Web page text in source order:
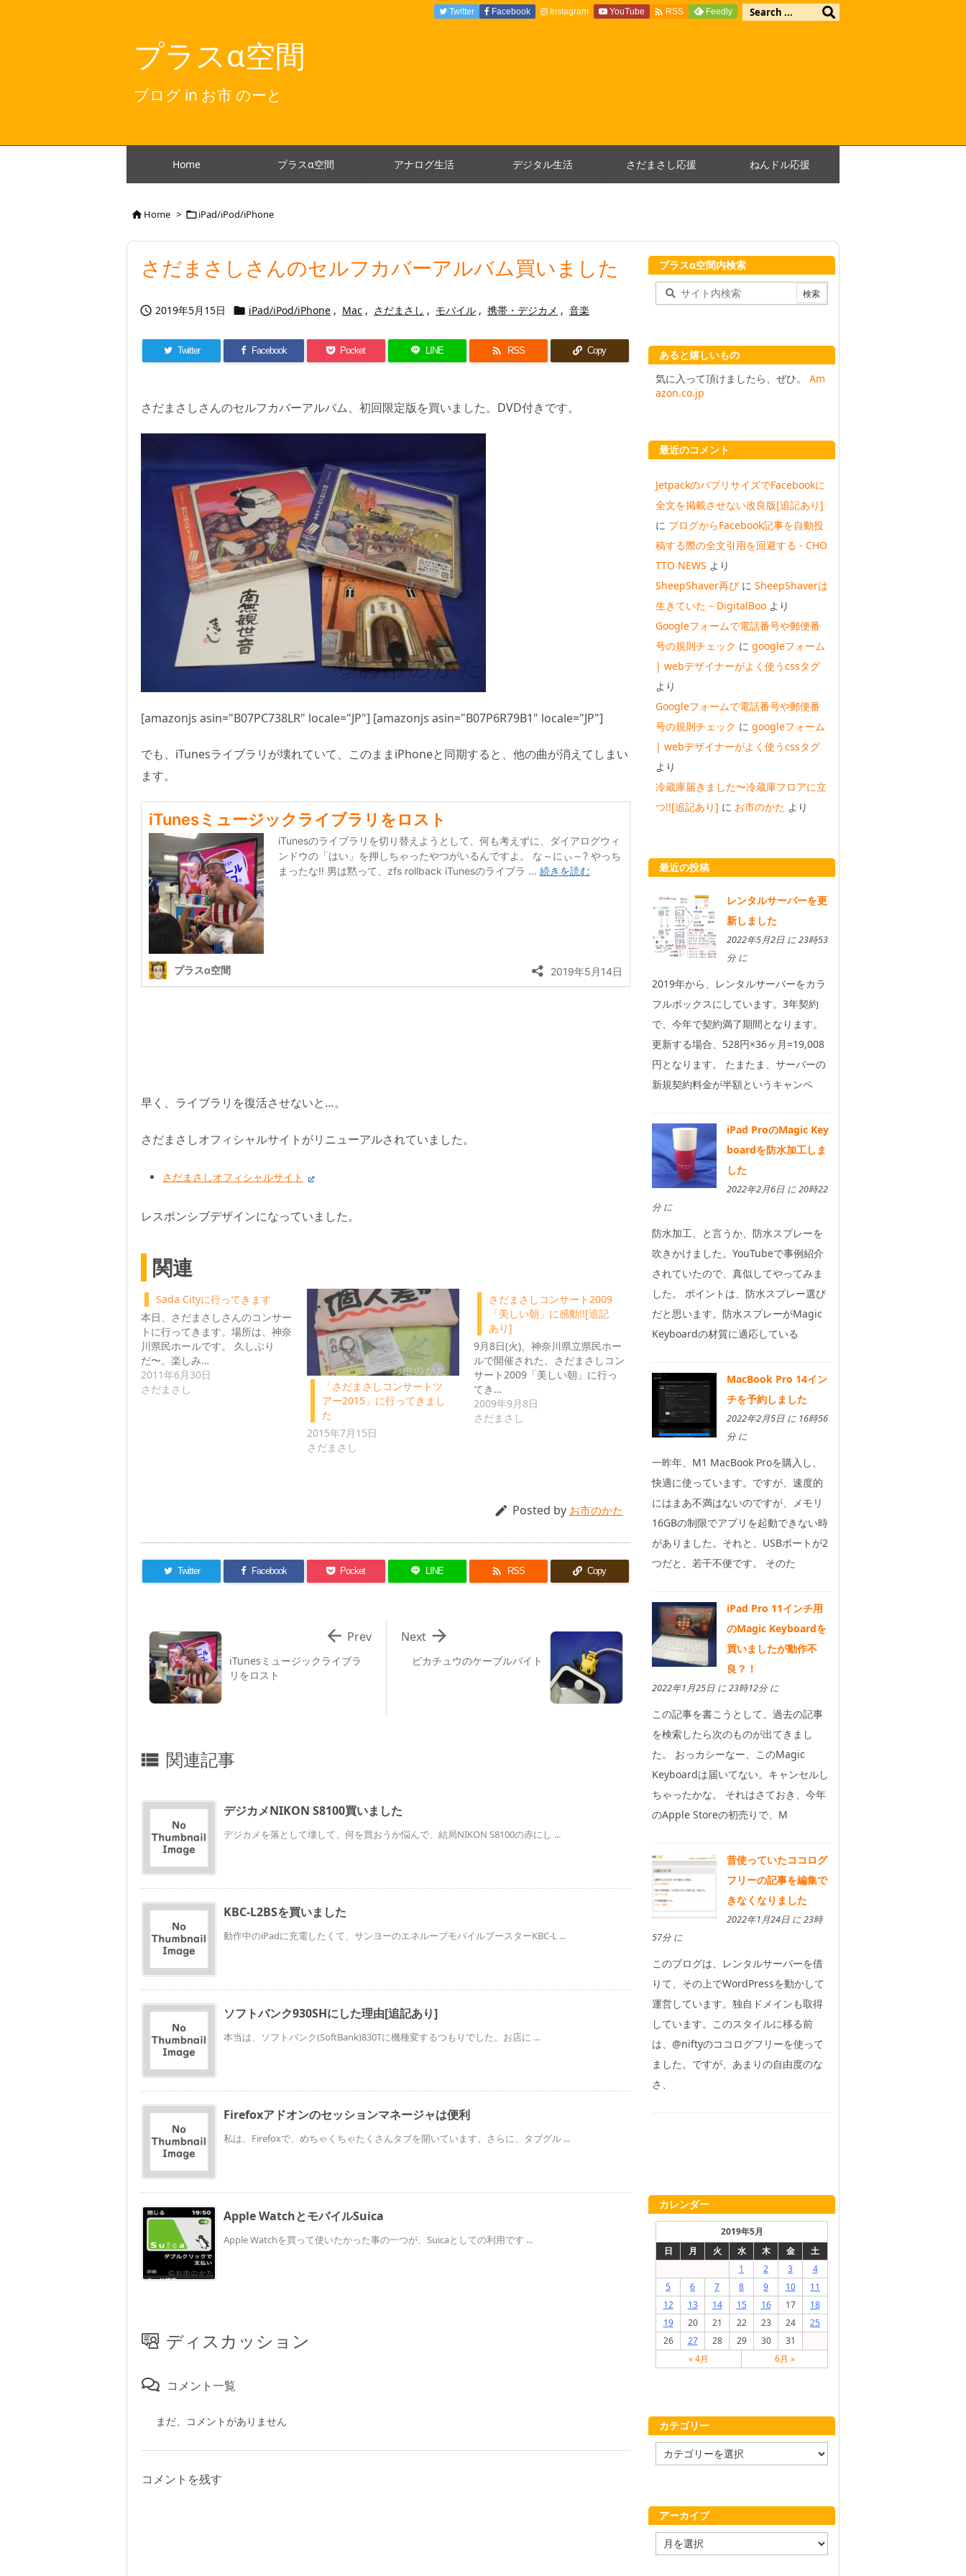
プラスα空間
ブログ in お市 のーと
Home プラスα空間 アナログ生活 デジタル生活 さだまさし応援 ねんドル応援
Twitter Facebook Instagram YouTube  RSS Feedly
Home > iPad/iPod/iPhone
さだまさしさんのセルフカバーアルバム買いました
 2019年5月15日  iPad/iPod/iPhone , Mac , さだまさし , モバイル , 携帯・デジカメ , 音楽
Twitter Facebook Pocket LINE  RSS Copy
さだまさしさんのセルフカバーアルバム、初回限定版を買いました。DVD付きです。
[amazonjs asin="B07PC738LR" locale="JP"] [amazonjs asin="B07P6R79B1" locale="JP"]
でも、iTunesライブラリが壊れていて、このままiPhoneと同期すると、他の曲が消えてしまい
ます。
早く、ライブラリを復活させないと…。
さだまさしオフィシャルサイトがリニューアルされていました。
さだまさしオフィシャルサイト
レスポンシブデザインになっていました。
関連
Sada Cityに行ってきます
本日、さだまさしさんのコンサー
トに行ってきます。場所は、神奈
川県民ホールです。 久しぶり
だ〜。楽しみ…
2011年6月30日
さだまさし
「さだまさしコンサートツ
アー2015」に行ってきまし
た
2015年7月15日
さだまさし
さだまさしコンサート2009
「美しい朝」に感動!![追記
あり]
9月8日(火)、神奈川県立県民ホー
ルで開催された、さだまさしコン
サート2009「美しい朝」に行っ
てき…
2009年9月8日
さだまさし
 Posted by お市のかた
Twitter Facebook Pocket LINE  RSS Copy
ピカチュウのケーブルバイト

Next
iTunesミュージックライブラ
リをロスト
 Prev
 関連記事
デジカメNIKON S8100買いました
デジカメを落として壊して、何を買おうか悩んで、結局NIKON S8100の赤にし ...
KBC-L2BSを買いました
動作中のiPadに充電したくて、サンヨーのエネループモバイルブースターKBC-L ...
ソフトバンク930SHにした理由[追記あり]
本当は、ソフトバンク(SoftBank)830Tに機種変するつもりでした。お店に ...
Firefoxアドオンのセッションマネージャは便利
私は、Firefoxで、めちゃくちゃたくさんタブを開いています。さらに、タブグル ...
Apple WatchとモバイルSuica
Apple Watchを買って使いたかった事の一つが、Suicaとしての利用です ...
ディスカッション
コメント一覧
まだ、コメントがありません
コメントを残す
プラスα空間内検索
あると嬉しいもの
気に入って頂けましたら、ぜひ。 Am
azon.co.jp
最近のコメント
JetpackのパブリサイズでFacebookに
全文を掲載させない改良版[追記あり]
に ブログからFacebook記事を自動投
稿する際の全文引用を回避する - CHO
TTO NEWS より
SheepShaver再び に SheepShaverは
生きていた – DigitalBoo より
Googleフォームで電話番号や郵便番
号の規則チェック に googleフォーム
| webデザイナーがよく使うcssタグ
より
Googleフォームで電話番号や郵便番
号の規則チェック に googleフォーム
| webデザイナーがよく使うcssタグ
より
冷蔵庫届きました〜冷蔵庫フロアに立
つ!![追記あり] に お市のかた より
最近の投稿
レンタルサーバーを更
新しました
2022年5月2日 に 23時53
分 に
2019年から、レンタルサーバーをカラ
フルボックスにしています。3年契約
で、今年で契約満了期間となります。
更新する場合、528円×36ヶ月=19,008
円となります。 たまたま、サーバーの
新規契約料金が半額というキャンペ
iPad ProのMagic Key
boardを防水加工しま
した
2022年2月6日 に 20時22
分 に
防水加工、と言うか、防水スプレーを
吹きかけました。YouTubeで事例紹介
されていたので、真似してやってみま
した。 ポイントは、防水スプレー選び
だと思います。防水スプレーがMagic
Keyboardの材質に適応している
MacBook Pro 14イン
チを予約しました
2022年2月5日 に 16時56
分 に
一昨年、M1 MacBook Proを購入し、
快適に使っています。ですが、速度的
にはまあ不満はないのですが、メモリ
16GBの制限でアプリを起動できない時
がありました。それと、USBポートが2
つだと、若干不便です。 そのた
iPad Pro 11インチ用
のMagic Keyboardを
買いましたが動作不
良？！
2022年1月25日 に 23時12分 に
この記事を書こうとして、過去の記事
を検索したら次のものが出てきまし
た。 おっカシーなー、このMagic
Keyboardは届いてない。キャンセルし
ちゃったかな。 それはさておき、今年
のApple Storeの初売りで、M
昔使っていたココログ
フリーの記事を編集で
きなくなりました
2022年1月24日 に 23時
57分 に
このブログは、レンタルサーバーを借
りて、その上でWordPressを動かして
運営しています。独自ドメインも取得
しています。このスタイルに移る前
は、@niftyのココログフリーを使って
ました。ですが、あまりの自由度のな
さ、
カレンダー
2019年5月
日
月 火 水 木 金
土
1
2 3
4
5
6 7 8 9 10
11
12
13 14 15 16 17
18
19
20 21 22 23 24
25
26
27 28 29 30
31
« 4月
6月 »
カテゴリー
テ
ー
アーカイブ
ー